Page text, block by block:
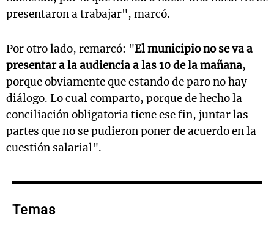
presentaron a trabajar", marcó.
Por otro lado, remarcó: "El municipio no se va a
presentar a la audiencia a las 10 de la mañana,
porque obviamente que estando de paro no hay
diálogo. Lo cual comparto, porque de hecho la
conciliación obligatoria tiene ese fin, juntar las
partes que no se pudieron poner de acuerdo en la
cuestión salarial".
Temas